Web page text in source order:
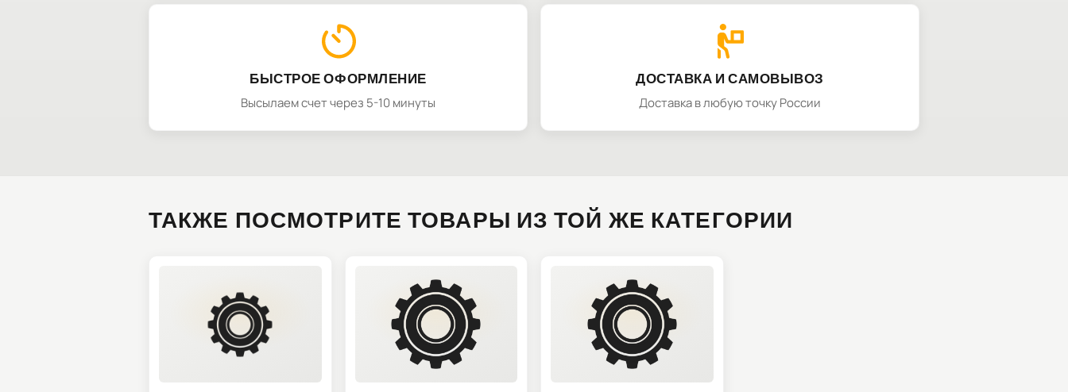
БЫСТРОЕ ОФОРМЛЕНИЕ
Высылаем счет через 5-10 минуты
ДОСТАВКА И САМОВЫВОЗ
Доставка в любую точку России
ТАКЖЕ ПОСМОТРИТЕ ТОВАРЫ ИЗ ТОЙ ЖЕ КАТЕГОРИИ